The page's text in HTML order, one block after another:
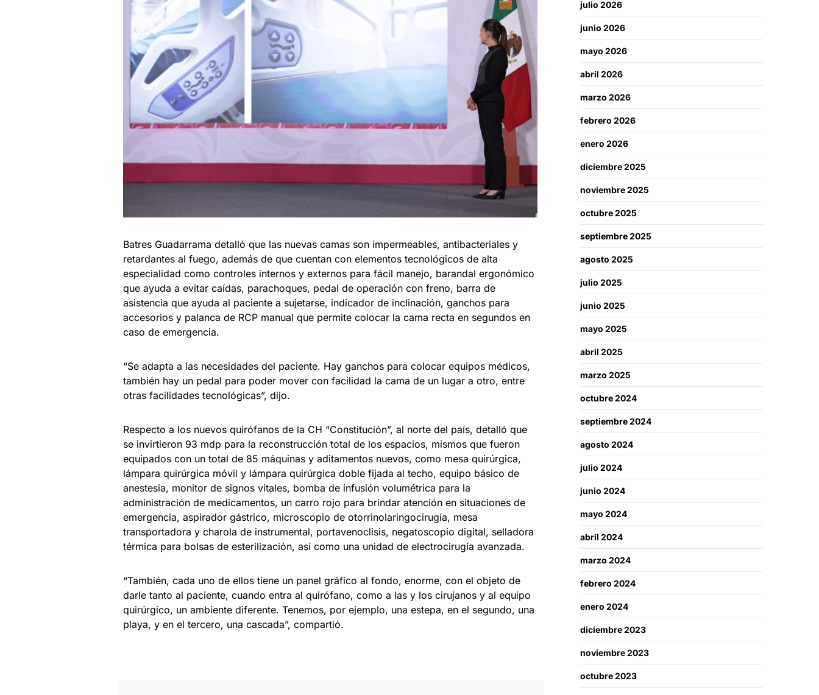
Batres Guadarrama detalló que las nuevas camas son impermeables, antibacteriales y
retardantes al fuego, además de que cuentan con elementos tecnológicos de alta
especialidad como controles internos y externos para fácil manejo, barandal ergonómico
que ayuda a evitar caídas, parachoques, pedal de operación con freno, barra de
asistencia que ayuda al paciente a sujetarse, indicador de inclinación, ganchos para
accesorios y palanca de RCP manual que permite colocar la cama recta en segundos en
caso de emergencia.
“Se adapta a las necesidades del paciente. Hay ganchos para colocar equipos médicos,
también hay un pedal para poder mover con facilidad la cama de un lugar a otro, entre
otras facilidades tecnológicas”, dijo.
Respecto a los nuevos quirófanos de la CH “Constitución”, al norte del país, detalló que
se invirtieron 93 mdp para la reconstrucción total de los espacios, mismos que fueron
equipados con un total de 85 máquinas y aditamentos nuevos, como mesa quirúrgica,
lámpara quirúrgica móvil y lámpara quirúrgica doble fijada al techo, equipo básico de
anestesia, monitor de signos vitales, bomba de infusión volumétrica para la
administración de medicamentos, un carro rojo para brindar atención en situaciones de
emergencia, aspirador gástrico, microscopio de otorrinolaringocirugía, mesa
transportadora y charola de instrumental, portavenoclisis, negatoscopio digital, selladora
térmica para bolsas de esterilización, así como una unidad de electrocirugía avanzada.
“También, cada uno de ellos tiene un panel gráfico al fondo, enorme, con el objeto de
darle tanto al paciente, cuando entra al quirófano, como a las y los cirujanos y al equipo
quirúrgico, un ambiente diferente. Tenemos, por ejemplo, una estepa, en el segundo, una
playa, y en el tercero, una cascada”, compartió.
julio 2026
junio 2026
mayo 2026
abril 2026
marzo 2026
febrero 2026
enero 2026
diciembre 2025
noviembre 2025
octubre 2025
septiembre 2025
agosto 2025
julio 2025
junio 2025
mayo 2025
abril 2025
marzo 2025
octubre 2024
septiembre 2024
agosto 2024
julio 2024
junio 2024
mayo 2024
abril 2024
marzo 2024
febrero 2024
enero 2024
diciembre 2023
noviembre 2023
octubre 2023